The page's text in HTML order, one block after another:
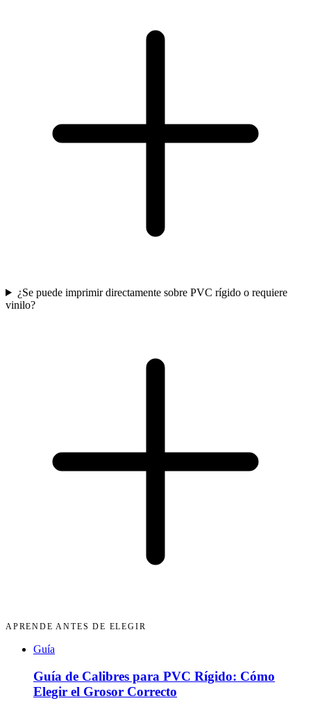
¿Se puede imprimir directamente sobre PVC rígido o requiere
vinilo?
APRENDE ANTES DE ELEGIR
Guía
Guía de Calibres para PVC Rígido: Cómo
Elegir el Grosor Correcto